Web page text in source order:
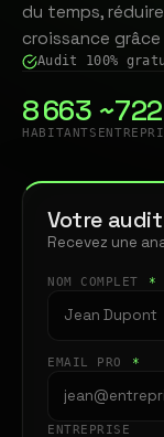
du temps,
croissance
Audit 100%
8 663
HABITANTS
~722
Votre
Recevez une
NOM COMPLET *
EMAIL PRO *
ENTREPRISE